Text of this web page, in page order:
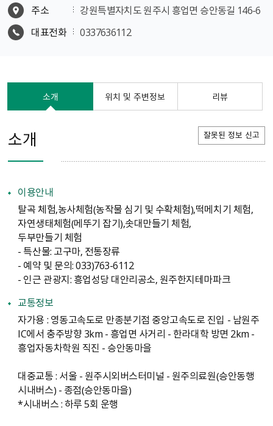
주소
강원특별자치도 원주시 흥업면 승안동길 146-6
대표전화
0337636112
소개 위치 및 주변정보 리뷰
소개 잘못된 정보 신고
이용안내
탈곡 체험,농사체험（농작물 심기 및 수확체험）,떡메치기 체험,
자연생태체험（메뚜기 잡기）,솟대만들기 체험,
두부만들기 체험
- 특산물: 고구마, 전통장류
- 예약 및 문의: 033）763-6112
- 인근 관광지: 흥업성당 대안리공소, 원주한지테마파크
교통정보
자가용 : 영동고속도로 만종분기점 중앙고속도로 진입 - 남원주
IC에서 충주방향 3km - 흥업면 사거리 - 한라대학 방면 2km -
흥업자동차학원 직진 - 승안동마을
대중교통 : 서울 - 원주시외버스터미널 - 원주의료원（승안동행
시내버스） - 종점（승안동마을）
*시내버스 : 하루 5회 운행